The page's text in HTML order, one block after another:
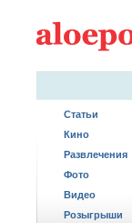
Статьи
Кино
Развлечения
Фото
Видео
Розыгрыши